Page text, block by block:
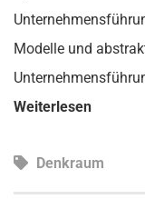
Modelle und
Weiterlesen
Denkraum